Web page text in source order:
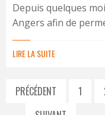
Depuis quelques
Angers afin de
LIRE LA SUITE
PRÉCÉDENT 1